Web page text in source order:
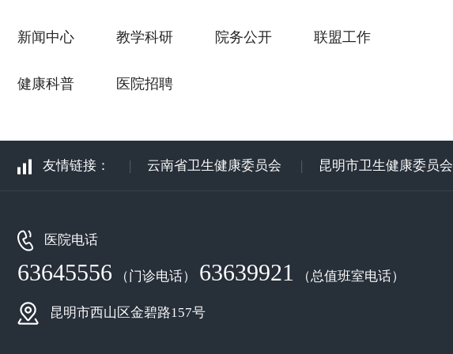
新闻中心 教学科研 院务公开 联盟工作
健康科普 医院招聘
友情链接： | 云南省卫生健康委员会 | 昆明市卫生健康委员会
医院电话
63645556 （门诊电话） 63639921 （总值班室电话）
昆明市西山区金碧路157号